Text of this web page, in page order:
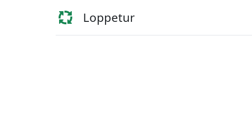
Loppetur